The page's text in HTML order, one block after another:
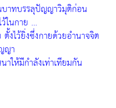
าทบรรลุปัญญาวิมุติก่อน
ในกาย ...
งไว้ยิ่งซึ่งกายด้วยอำนาจจิต
ญา
ให้มีกำลังเท่าเทียมกัน